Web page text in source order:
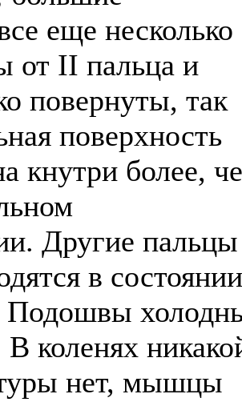
еще несколько
от II пальца и
повернуты, так
поверхность
кнутри более,
Другие пальцы
в состоянии
Подошвы
коленях
нет, мышцы